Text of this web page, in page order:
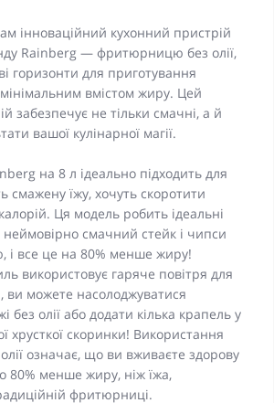
інноваційний кухонний пристрій
Rainberg — фритюрницю без олії,
горизонти для приготування
мінімальним вмістом жиру. Цей
забезпечує не тільки смачні, а й
вашої кулінарної магії.
на 8 л ідеально підходить для
смажену їжу, хочуть скоротити
калорій. Ця модель робить ідеальні
неймовірно смачний стейк і чипси
і все це на 80% менше жиру!
використовує гаряче повітря для
ви можете насолоджуватися
без олії або додати кілька крапель у
хрусткої скоринки! Використання
олії означає, що ви вживаєте здорову
80% менше жиру, ніж їжа,
фритюрниці.